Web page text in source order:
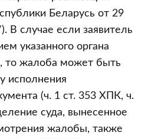
Беларусь от 29
В случае если заявитель
указанного органа
то жалоба может быть
исполнения
(ч. 1 ст. 353 ХПК, ч.
суда, вынесенное
жалобы, также